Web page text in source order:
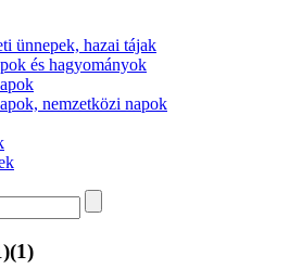
ünnepek, hazai tájak
és hagyományok
nemzetközi napok